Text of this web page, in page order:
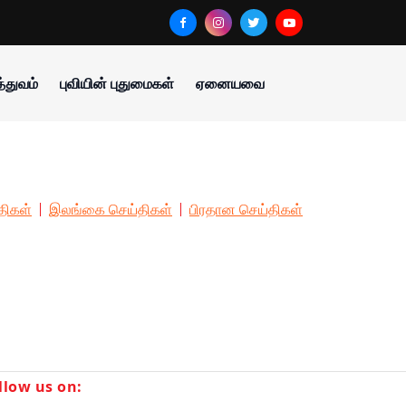
புவியின் புதுமைகள் ஏனையவை
இலங்கை செய்திகள் பிரதான செய்திகள்
us on: